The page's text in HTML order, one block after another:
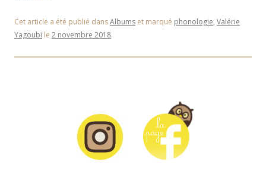
Cet article a été publié dansAlbums et marqué phonologie, Valérie
Yagoubi le 2 novembre 2018.